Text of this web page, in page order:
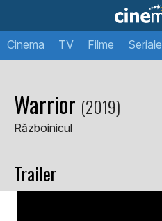
Cinema TV Filme Seriale
Warrior (2019)
Războinicul
Trailer